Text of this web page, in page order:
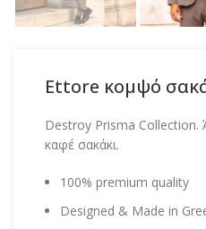
Ettore κομψό
Destroy Prisma Collection.
καφέ σακάκι.
100% premium quality
Designed & Made in